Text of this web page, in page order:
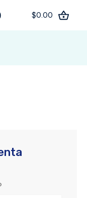
$0.00